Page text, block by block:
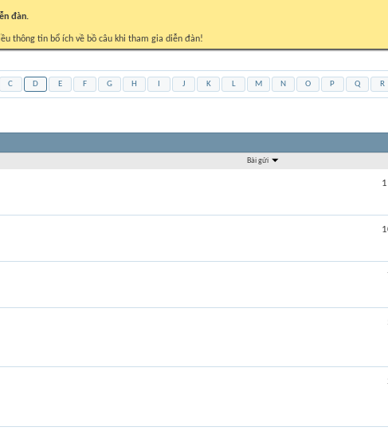
đàn.
thông tin bổ ích về bồ câu khi tham gia diễn đàn!
C D E F G H J K L M N O P Q R
Bài gửi